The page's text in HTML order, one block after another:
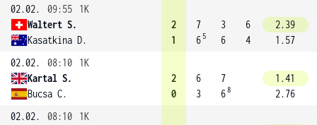
02.02.
09:55
1K
Waltert S.
Kasatkina D.
2
1
7
6 5
3
6
6
4
2.39
1.57
02.02.
08:10
1K
Kartal S.
Bucsa C.
2
0
6
3
7
68
1.41
2.76
02.02.
08:10
1K